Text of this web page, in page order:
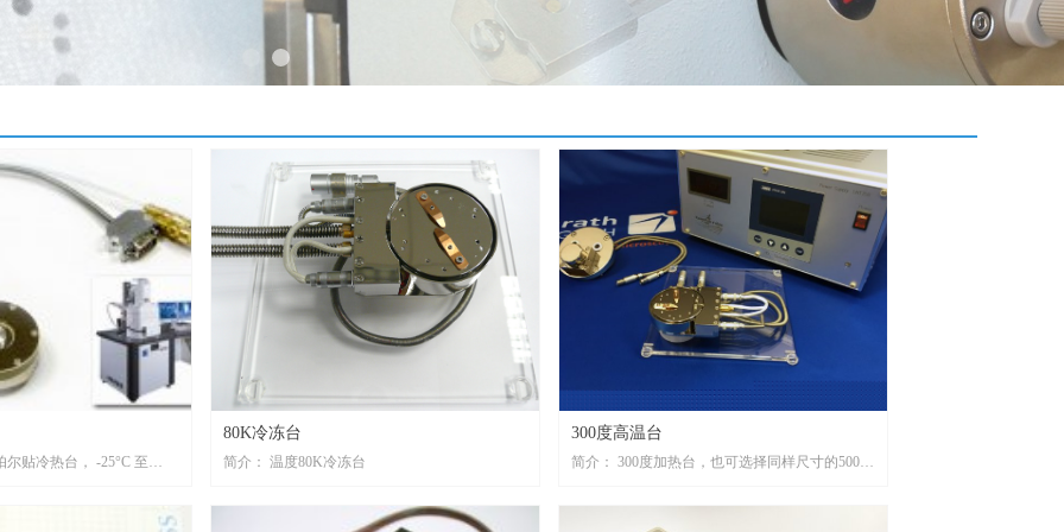
贴冷热台， -25°C 至
80K冷冻台
简介： 温度80K冷冻台
300度高温台
简介： 300度加热台，也可选择同样尺寸的500度